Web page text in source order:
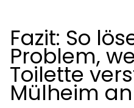
Fazit: So
Problem,
Toilette
Mülheim